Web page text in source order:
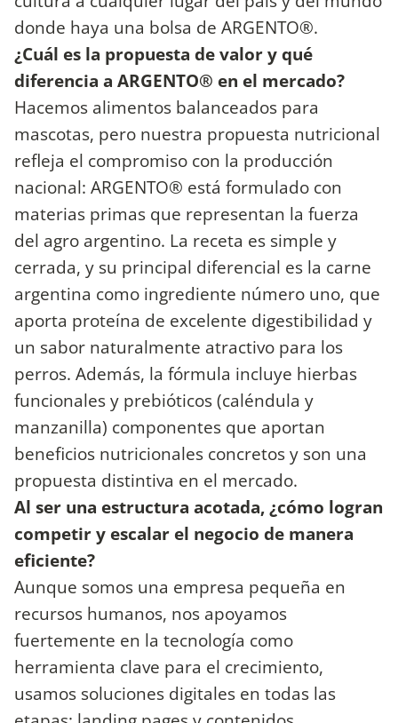
donde haya una bolsa de ARGENTO®.
¿Cuál es la propuesta de valor y qué
diferencia a ARGENTO® en el mercado?
Hacemos alimentos balanceados para
mascotas, pero nuestra propuesta nutricional
refleja el compromiso con la producción
nacional: ARGENTO® está formulado con
materias primas que representan la fuerza
del agro argentino. La receta es simple y
cerrada, y su principal diferencial es la carne
argentina como ingrediente número uno, que
aporta proteína de excelente digestibilidad y
un sabor naturalmente atractivo para los
perros. Además, la fórmula incluye hierbas
funcionales y prebióticos (caléndula y
manzanilla) componentes que aportan
beneficios nutricionales concretos y son una
propuesta distintiva en el mercado.
Al ser una estructura acotada, ¿cómo logran
competir y escalar el negocio de manera
eficiente?
Aunque somos una empresa pequeña en
recursos humanos, nos apoyamos
fuertemente en la tecnología como
herramienta clave para el crecimiento,
usamos soluciones digitales en todas las